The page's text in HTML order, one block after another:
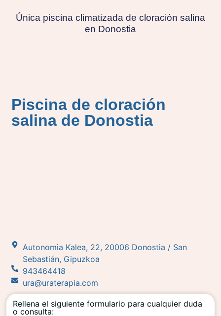
Única piscina climatizada de cloración salina
en Donostia
Piscina de cloración
salina de Donostia
Autonomia Kalea, 22, 20006 Donostia / San
Sebastián, Gipuzkoa
943464418
ura@uraterapia.com
Rellena el siguiente formulario para cualquier duda
o consulta: